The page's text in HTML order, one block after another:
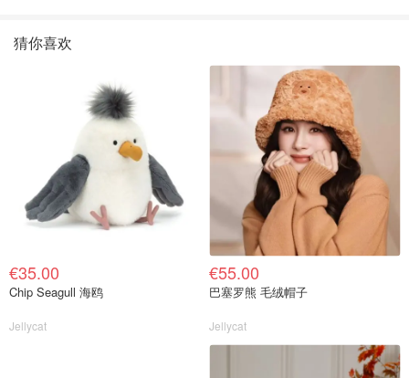
猜你喜欢
€35.00
Chip Seagull 海鸥
Jellycat
€55.00
巴塞罗熊 毛绒帽子
Jellycat